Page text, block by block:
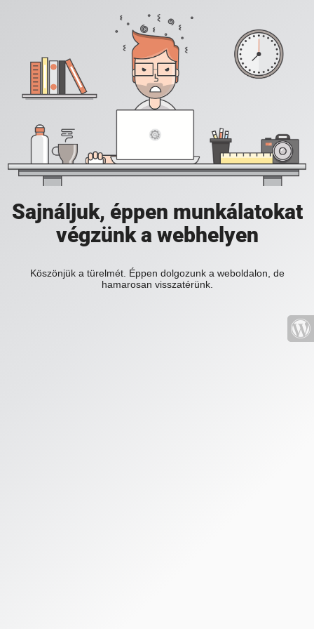
Sajnáljuk, éppen munkálatokat
végzünk a webhelyen
Köszönjük a türelmét. Éppen dolgozunk a weboldalon, de
hamarosan visszatérünk.